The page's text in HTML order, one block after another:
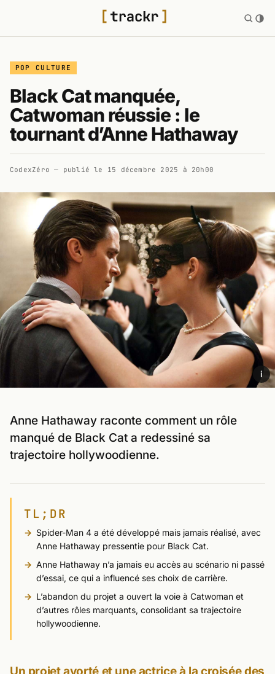
POP CULTURE
Black Cat manquée,
Catwoman réussie : le
tournant d’Anne Hathaway
CodexZéro — publié le 15 décembre 2025 à 20h00
i
Anne Hathaway raconte comment un rôle
manqué de Black Cat a redessiné sa
trajectoire hollywoodienne.
TL;DR
Spider-Man 4 a été développé mais jamais réalisé, avec
Anne Hathaway pressentie pour Black Cat.
Anne Hathaway n’a jamais eu accès au scénario ni passé
d’essai, ce qui a influencé ses choix de carrière.
L’abandon du projet a ouvert la voie à Catwoman et
d’autres rôles marquants, consolidant sa trajectoire
hollywoodienne.